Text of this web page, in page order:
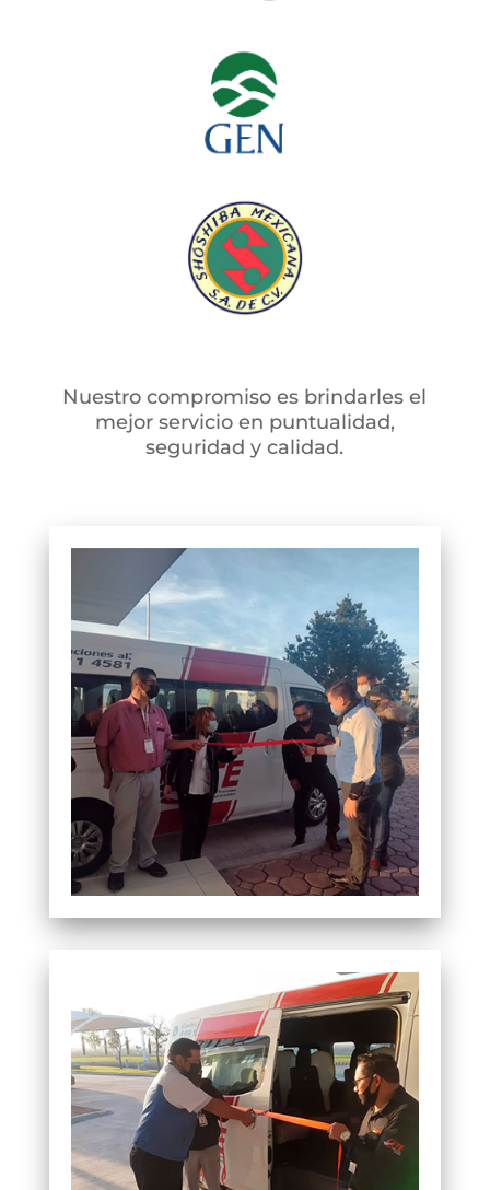
Nuestro compromiso es brindarles el
mejor servicio en puntualidad,
seguridad y calidad.